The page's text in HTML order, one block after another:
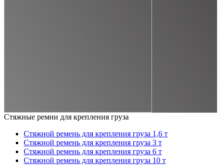
Стяжные ремни для крепления груза
Стяжной ремень для крепления груза 1,6 т
Стяжной ремень для крепления груза 3 т
Стяжной ремень для крепления груза 6 т
Стяжной ремень для крепления груза 10 т